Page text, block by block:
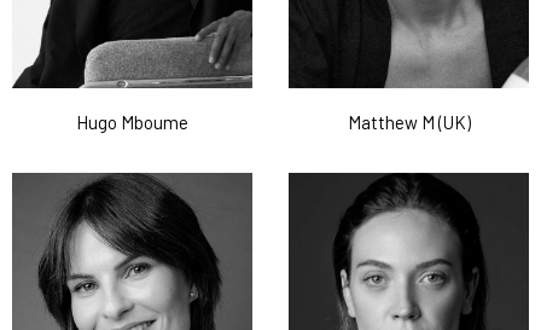
Hugo Mboume Matthew M (UK)